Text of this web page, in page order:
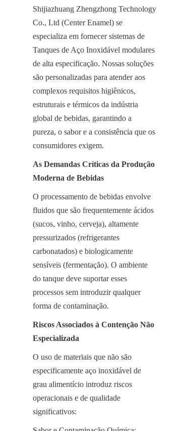
Shijiazhuang Zhengzhong Technology
Co., Ltd (Center Enamel) se
especializa em fornecer sistemas de
Tanques de Aço Inoxidável modulares
de alta especificação. Nossas soluções
são personalizadas para atender aos
complexos requisitos higiênicos,
estruturais e térmicos da indústria
global de bebidas, garantindo a
pureza, o sabor e a consistência que os
consumidores exigem.
As Demandas Críticas da Produção
Moderna de Bebidas
O processamento de bebidas envolve
fluidos que são frequentemente ácidos
(sucos, vinho, cerveja), altamente
pressurizados (refrigerantes
carbonatados) e biologicamente
sensíveis (fermentação). O ambiente
do tanque deve suportar esses
processos sem introduzir qualquer
forma de contaminação.
Riscos Associados à Contenção Não
Especializada
O uso de materiais que não são
especificamente aço inoxidável de
grau alimentício introduz riscos
operacionais e de qualidade
significativos: